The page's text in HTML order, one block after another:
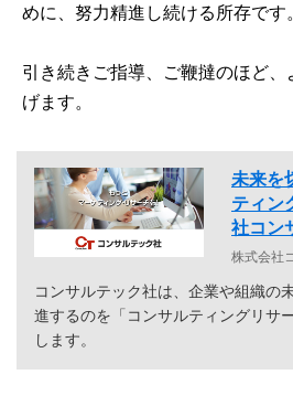
めに、努力精進し続ける所存です
引き続きご指導、ご鞭撻のほど、
げます。
未来を
ティン
社コン
株式会社
コンサルテック社は、企業や組織の
進するのを「コンサルティングリサ
します。